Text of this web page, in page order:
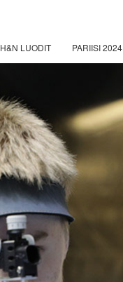
H&N LUODIT PARIISI 2024